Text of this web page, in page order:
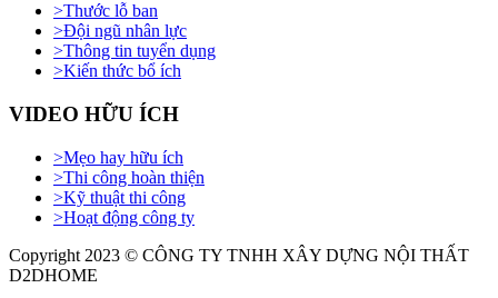
>Thước lỗ ban
>Đội ngũ nhân lực
>Thông tin tuyển dụng
>Kiến thức bổ ích
VIDEO HỮU ÍCH
>Mẹo hay hữu ích
>Thi công hoàn thiện
>Kỹ thuật thi công
>Hoạt động công ty
Copyright 2023 © CÔNG TY TNHH XÂY DỰNG NỘI THẤT
D2DHOME